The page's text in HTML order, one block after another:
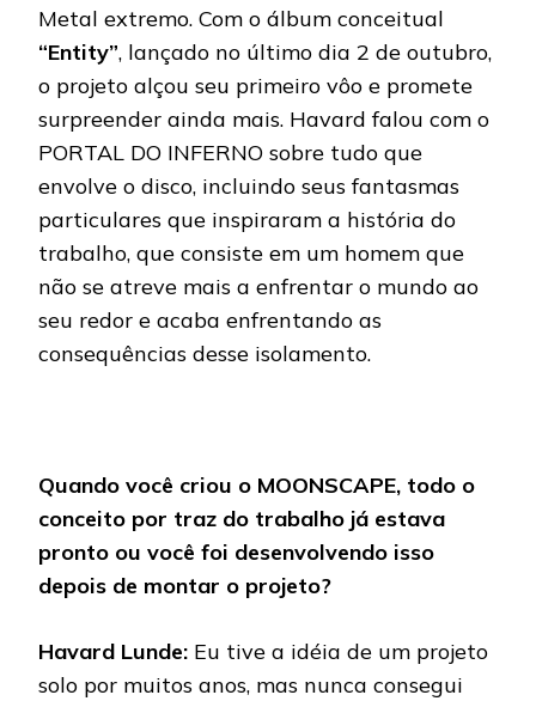
Metal extremo. Com o álbum conceitual
“Entity”, lançado no último dia 2 de outubro,
o projeto alçou seu primeiro vôo e promete
surpreender ainda mais. Havard falou com o
PORTAL DO INFERNO sobre tudo que
envolve o disco, incluindo seus fantasmas
particulares que inspiraram a história do
trabalho, que consiste em um homem que
não se atreve mais a enfrentar o mundo ao
seu redor e acaba enfrentando as
consequências desse isolamento.
Quando você criou o MOONSCAPE, todo o
conceito por traz do trabalho já estava
pronto ou você foi desenvolvendo isso
depois de montar o projeto?
Havard Lunde: Eu tive a idéia de um projeto
solo por muitos anos, mas nunca consegui